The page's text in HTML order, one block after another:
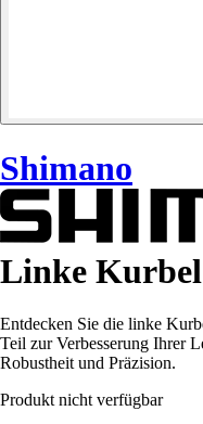
Shimano
Linke
Entdecken Sie die linke
Teil zur Verbesserung Ihrer
Robustheit und Präzision.
Produkt nicht verfügbar